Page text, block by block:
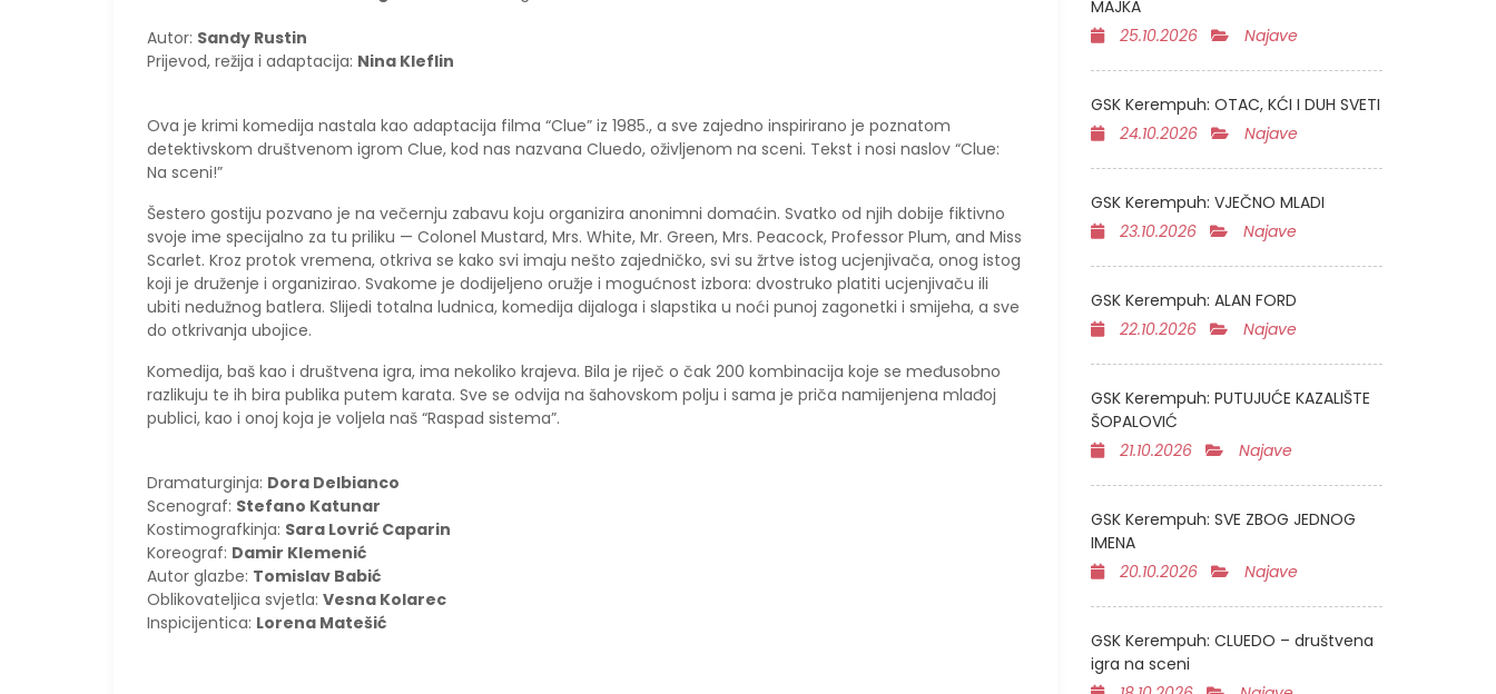
Autor: Sandy Rustin
Prijevod, režija i adaptacija: Nina Kleflin
Ova je krimi komedija nastala kao adaptacija filma “Clue” iz 1985., a sve zajedno inspirirano je poznatom
detektivskom društvenom igrom Clue, kod nas nazvana Cluedo, oživljenom na sceni. Tekst i nosi naslov “Clue:
Na sceni!”
Šestero gostiju pozvano je na večernju zabavu koju organizira anonimni domaćin. Svatko od njih dobije fiktivno
svoje ime specijalno za tu priliku — Colonel Mustard, Mrs. White, Mr. Green, Mrs. Peacock, Professor Plum, and Miss
Scarlet. Kroz protok vremena, otkriva se kako svi imaju nešto zajedničko, svi su žrtve istog ucjenjivača, onog istog
koji je druženje i organizirao. Svakome je dodijeljeno oružje i mogućnost izbora: dvostruko platiti ucjenjivaču ili
ubiti nedužnog batlera. Slijedi totalna ludnica, komedija dijaloga i slapstika u noći punoj zagonetki i smijeha, a sve
do otkrivanja ubojice.
Komedija, baš kao i društvena igra, ima nekoliko krajeva. Bila je riječ o čak 200 kombinacija koje se međusobno
razlikuju te ih bira publika putem karata. Sve se odvija na šahovskom polju i sama je priča namijenjena mlađoj
publici, kao i onoj koja je voljela naš “Raspad sistema”.
Dramaturginja: Dora Delbianco
Scenograf: Stefano Katunar
Kostimografkinja: Sara Lovrić Caparin
Koreograf: Damir Klemenić
Autor glazbe: Tomislav Babić
Oblikovateljica svjetla: Vesna Kolarec
Inspicijentica: Lorena Matešić
MAJKA
25.10.2026
Najave
GSK Kerempuh: OTAC, KĆI I DUH SVETI
24.10.2026
Najave
GSK Kerempuh: VJEČNO MLADI
23.10.2026
Najave
GSK Kerempuh: ALAN FORD
22.10.2026
Najave
GSK Kerempuh: PUTUJUĆE KAZALIŠTE
ŠOPALOVIĆ
21.10.2026
Najave
GSK Kerempuh: SVE ZBOG JEDNOG
IMENA
20.10.2026
Najave
GSK Kerempuh: CLUEDO – društvena
igra na sceni